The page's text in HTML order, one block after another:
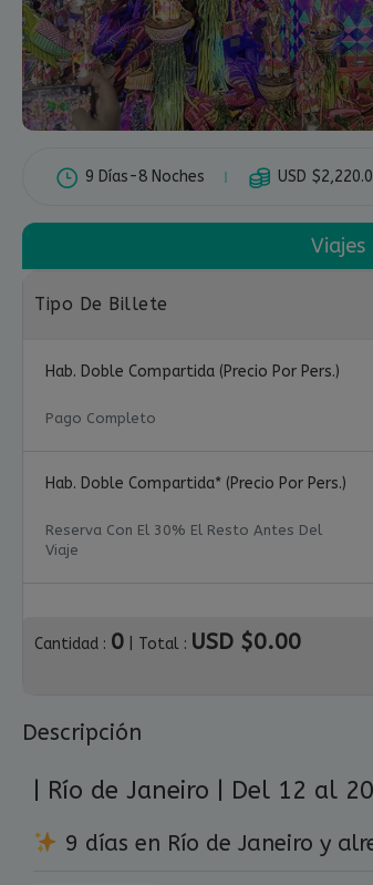
9 Días-8 Noches USD $
Tipo De Billete
Hab. Doble Compartida (precio Por Pers.)
Pago Completo
Hab. Doble Compartida* (precio Por Pers.)
Reserva Con El 30% El Resto Antes Del
Viaje
Cantidad : 0 | Total : USD $0.00
Descripción
| Río de Janeiro | Del 12 al
9 días en Río de Janeiro y